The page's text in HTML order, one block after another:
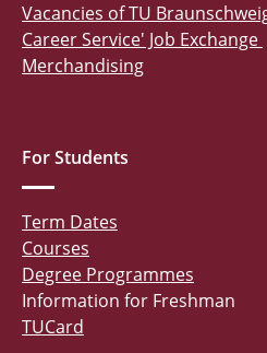
Vacancies of TU
Career Service' Job Exchange
Merchandising
For Students
Term Dates
Courses
Degree Programmes
Information for Freshman
TUCard